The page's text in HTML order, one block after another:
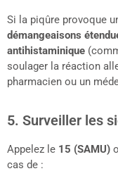
Si la piqûre provoque
démangeaisons
antihistaminique
soulager la réaction
pharmacien ou un
5. Surveiller les
Appelez le 15 (SAMU)
cas de :